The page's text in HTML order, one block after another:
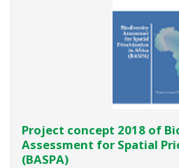
Project concept 2018 of
Assessment for Spatial
(BASPA)